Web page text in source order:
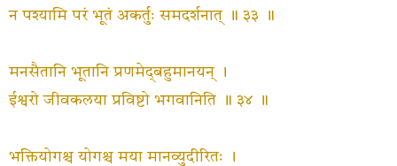
न पश्यामि परं भूतं अकर्तुः समदर्शनात् ॥ ३३ ॥
मनसैतानि भूतानि प्रणमेद्‍बहुमानयन् ।
ईश्वरो जीवकलया प्रविष्टो भगवानिति ॥ ३४ ॥
भक्तियोगश्च योगश्च मया मानव्युदीरितः ।